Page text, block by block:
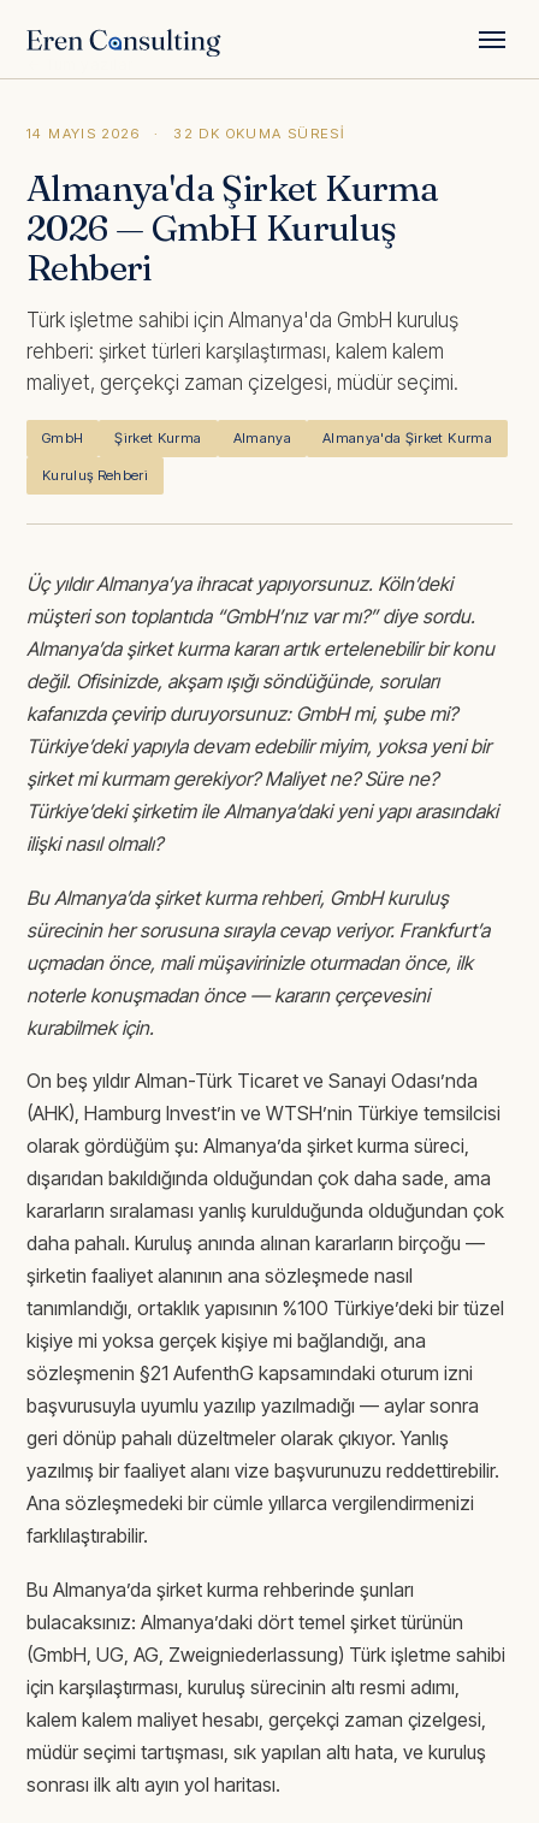
14 MAYIS 2026 · 32 DK OKUMA SÜRESI
Almanya'da Şirket Kurma
2026 — GmbH Kuruluş
Rehberi
Türk işletme sahibi için Almanya'da GmbH kuruluş
rehberi: şirket türleri karşılaştırması, kalem kalem
maliyet, gerçekçi zaman çizelgesi, müdür seçimi.
GmbH Şirket Kurma Almanya Almanya'da Şirket Kurma
Kuruluş Rehberi
Üç yıldır Almanya’ya ihracat yapıyorsunuz. Köln’deki
müşteri son toplantıda “GmbH’nız var mı?” diye sordu.
Almanya’da şirket kurma kararı artık ertelenebilir bir konu
değil. Ofisinizde, akşam ışığı söndüğünde, soruları
kafanızda çevirip duruyorsunuz: GmbH mi, şube mi?
Türkiye’deki yapıyla devam edebilir miyim, yoksa yeni bir
şirket mi kurmam gerekiyor? Maliyet ne? Süre ne?
Türkiye’deki şirketim ile Almanya’daki yeni yapı arasındaki
ilişki nasıl olmalı?
Bu Almanya’da şirket kurma rehberi, GmbH kuruluş
sürecinin her sorusuna sırayla cevap veriyor. Frankfurt’a
uçmadan önce, mali müşavirinizle oturmadan önce, ilk
noterle konuşmadan önce — kararın çerçevesini
kurabilmek için.
On beş yıldır Alman-Türk Ticaret ve Sanayi Odası’nda
(AHK), Hamburg Invest’in ve WTSH’nin Türkiye temsilcisi
olarak gördüğüm şu: Almanya’da şirket kurma süreci,
dışarıdan bakıldığında olduğundan çok daha sade, ama
kararların sıralaması yanlış kurulduğunda olduğundan çok
daha pahalı. Kuruluş anında alınan kararların birçoğu —
şirketin faaliyet alanının ana sözleşmede nasıl
tanımlandığı, ortaklık yapısının %100 Türkiye’deki bir tüzel
kişiye mi yoksa gerçek kişiye mi bağlandığı, ana
sözleşmenin §21 AufenthG kapsamındaki oturum izni
başvurusuyla uyumlu yazılıp yazılmadığı — aylar sonra
geri dönüp pahalı düzeltmeler olarak çıkıyor. Yanlış
yazılmış bir faaliyet alanı vize başvurunuzu reddettirebilir.
Ana sözleşmedeki bir cümle yıllarca vergilendirmenizi
farklılaştırabilir.
Bu Almanya’da şirket kurma rehberinde şunları
bulacaksınız: Almanya’daki dört temel şirket türünün
(GmbH, UG, AG, Zweigniederlassung) Türk işletme sahibi
için karşılaştırması, kuruluş sürecinin altı resmi adımı,
kalem kalem maliyet hesabı, gerçekçi zaman çizelgesi,
müdür seçimi tartışması, sık yapılan altı hata, ve kuruluş
sonrası ilk altı ayın yol haritası.